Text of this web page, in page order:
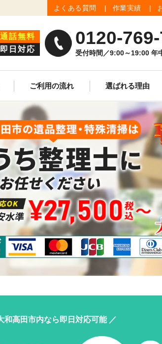
よくある質問 作業実績
通話無料
即日対応
0120-
受付時間／9:00～19:00 年
遺品買取査定 ゴミ屋敷清掃
ご利用の流れ 選ばれる理由
和高田市内なら即日対応可能 ／